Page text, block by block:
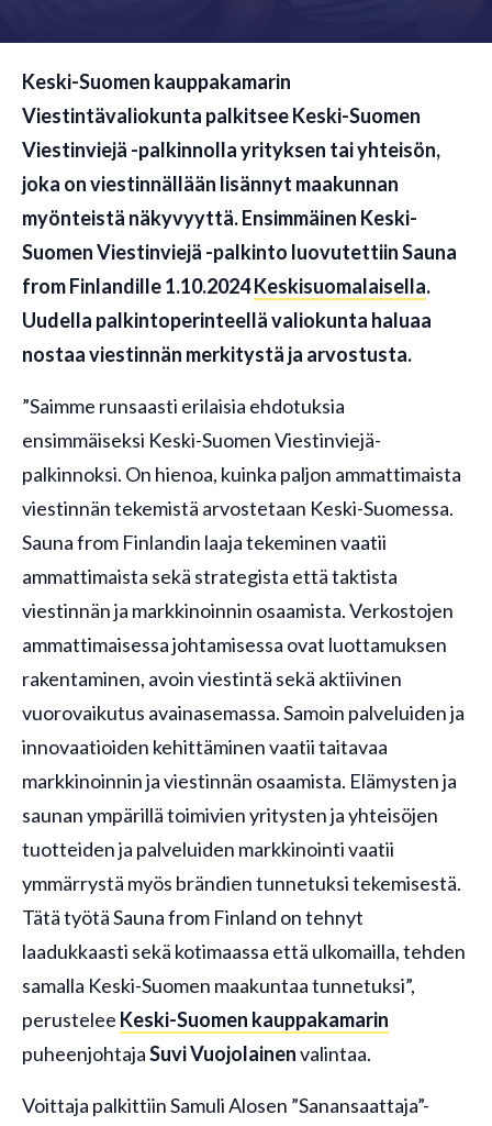
Keski-Suomen kauppakamarin
Viestintävaliokunta palkitsee Keski-Suomen
Viestinviejä -palkinnolla yrityksen tai yhteisön,
joka on viestinnällään lisännyt maakunnan
myönteistä näkyvyyttä. Ensimmäinen Keski-
Suomen Viestinviejä -palkinto luovutettiin Sauna
from Finlandille 1.10.2024Keskisuomalaisella.
Uudella palkintoperinteellä valiokunta haluaa
nostaa viestinnän merkitystä ja arvostusta.
”Saimme runsaasti erilaisia ehdotuksia
ensimmäiseksi Keski-Suomen Viestinviejä-
palkinnoksi. On hienoa, kuinka paljon ammattimaista
viestinnän tekemistä arvostetaan Keski-Suomessa.
Sauna from Finlandin laaja tekeminen vaatii
ammattimaista sekä strategista että taktista
viestinnän ja markkinoinnin osaamista. Verkostojen
ammattimaisessa johtamisessa ovat luottamuksen
rakentaminen, avoin viestintä sekä aktiivinen
vuorovaikutus avainasemassa. Samoin palveluiden ja
innovaatioiden kehittäminen vaatii taitavaa
markkinoinnin ja viestinnän osaamista. Elämysten ja
saunan ympärillä toimivien yritysten ja yhteisöjen
tuotteiden ja palveluiden markkinointi vaatii
ymmärrystä myös brändien tunnetuksi tekemisestä.
Tätä työtä Sauna from Finland on tehnyt
laadukkaasti sekä kotimaassa että ulkomailla, tehden
samalla Keski-Suomen maakuntaa tunnetuksi”,
perustelee Keski-Suomen kauppakamarin
puheenjohtajaSuvi Vuojolainenvalintaa.
Voittaja palkittiin Samuli Alosen ”Sanansaattaja”-